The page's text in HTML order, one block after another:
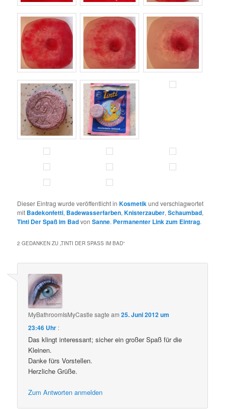
Dieser Eintrag wurde veröffentlicht inKosmetikund verschlagwortet
mit Badekonfetti, Badewasserfarben,Knisterzauber,Schaumbad,
Tinti Der Spaß im BadvonSanne. Permanenter Link zum Eintrag.
2 GEDANKEN ZU „TINTI DER SPASS IM BAD “
MyBathroomIsMyCastle sagte am25. Juni 2012 um
23:46 Uhr :
Das klingt interessant; sicher ein großer Spaß für die
Kleinen.
Danke fürs Vorstellen.
Herzliche Grüße.
Zum Antworten anmelden